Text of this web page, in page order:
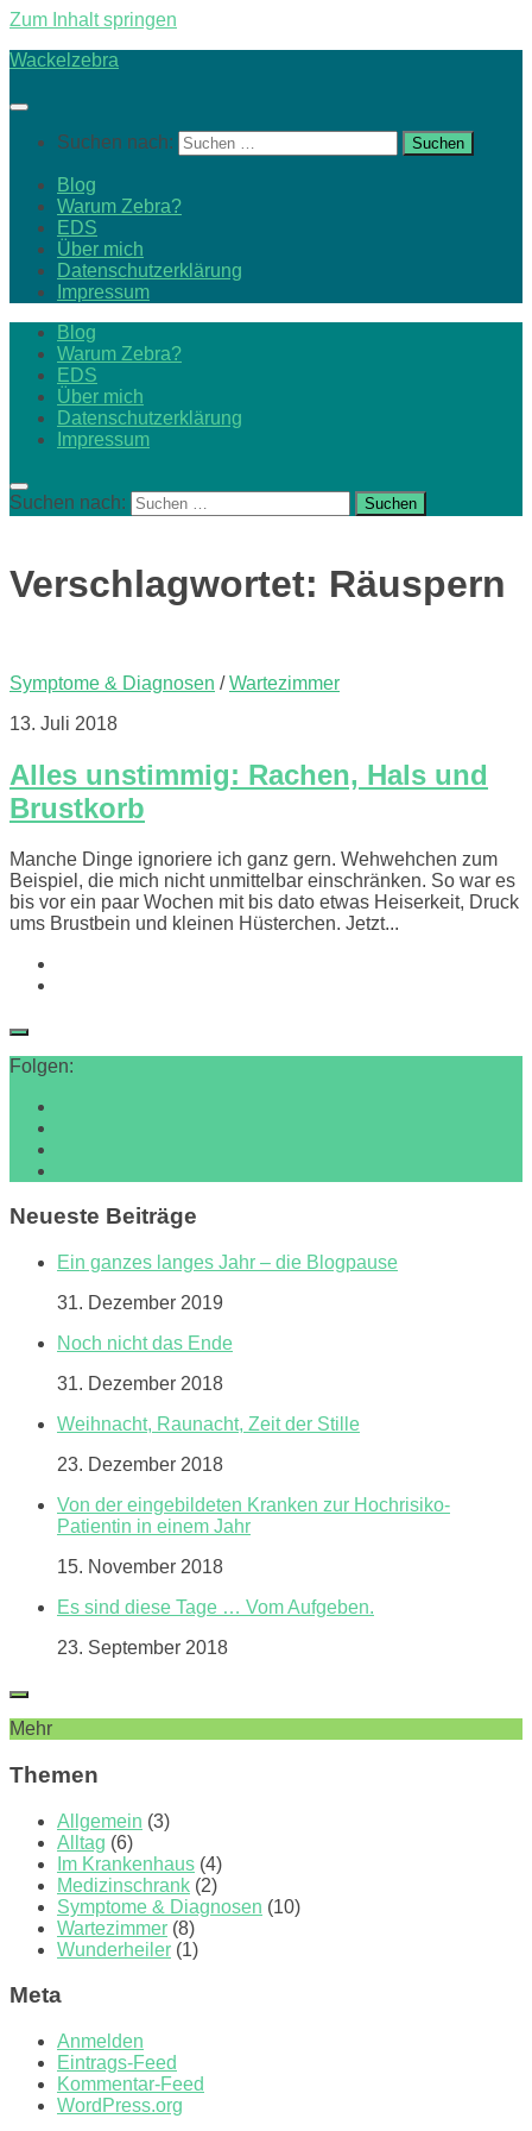
Zum Inhalt springen
Wackelzebra
Suchen nach:
Blog
Warum Zebra?
EDS
Über mich
Datenschutzerklärung
Impressum
Blog
Warum Zebra?
EDS
Über mich
Datenschutzerklärung
Impressum
Suchen nach:
Verschlagwortet: Räuspern
Symptome & Diagnosen /Wartezimmer
13. Juli 2018
Alles unstimmig: Rachen, Hals und
Brustkorb
Manche Dinge ignoriere ich ganz gern. Wehwehchen zum
Beispiel, die mich nicht unmittelbar einschränken. So war es
bis vor ein paar Wochen mit bis dato etwas Heiserkeit, Druck
ums Brustbein und kleinen Hüsterchen. Jetzt...
Folgen:
Neueste Beiträge
Ein ganzes langes Jahr – die Blogpause
31. Dezember 2019
Noch nicht das Ende
31. Dezember 2018
Weihnacht, Raunacht, Zeit der Stille
23. Dezember 2018
Von der eingebildeten Kranken zur Hochrisiko-
Patientin in einem Jahr
15. November 2018
Es sind diese Tage … Vom Aufgeben.
23. September 2018
Mehr
Themen
Allgemein (3)
Alltag (6)
Im Krankenhaus (4)
Medizinschrank (2)
Symptome & Diagnosen (10)
Wartezimmer (8)
Wunderheiler (1)
Meta
Anmelden
Eintrags-Feed
Kommentar-Feed
WordPress.org